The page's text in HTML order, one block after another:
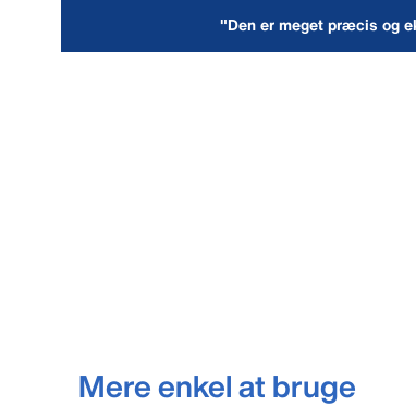
"Den er meget præcis og
Mere enkel at bruge